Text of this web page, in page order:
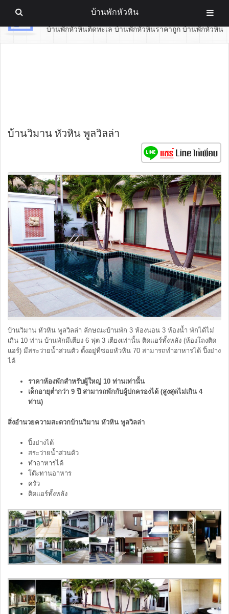
บ้านพักหัวหิน
บ้านพักหัวหินติดทะเล บ้านพักหัวหินราคาถูก บ้านพักหัวหิน
บ้านวิมาน หัวหิน พูลวิลล่า
บ้านวิมาน หัวหิน พูลวิลล่า ลักษณะบ้านพัก 3 ห้องนอน 3 ห้องน้ำ พักได้ไม่
เกิน 10 ท่าน บ้านพักมีเตียง 6 ฟุต 3 เตียงเท่านั้น ติดแอร์ทั้งหลัง (ห้องโถงติด
แอร์) มีสระว่ายน้ำส่วนตัว ตั้งอยู่ที่ซอยหัวหิน 70 สามารถทำอาหารได้ ปิ้งย่าง
ได้
ราคาห้องพักสำหรับผู้ใหญ่ 10 ท่านเท่านั้น
เด็กอายุต่ำกว่า 9 ปี สามารถพักกับผู้ปกครองได้ (สูงสุดไม่เกิน 4
ท่าน)
สิ่งอำนวยความสะดวกบ้านวิมาน หัวหิน พูลวิลล่า
ปิ้งย่างได้
สระว่ายน้ำส่วนตัว
ทำอาหารได้
โต๊ะทานอาหาร
ครัว
ติดแอร์ทั้งหลัง
บ้านพักหัวหิน